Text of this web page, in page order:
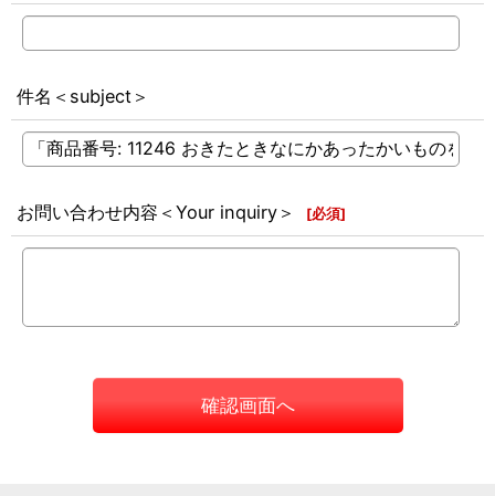
件名＜subject＞
お問い合わせ内容＜Your inquiry＞ [必須]
確認画面へ